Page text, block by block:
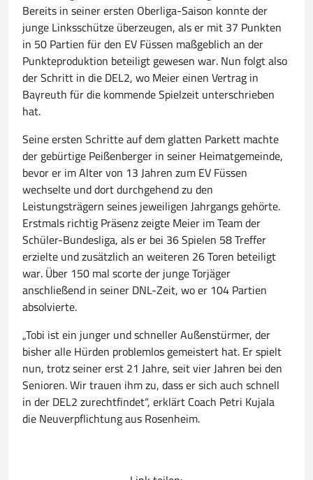
Bereits in seiner ersten Oberliga-Saison konnte der
junge Linksschütze überzeugen, als er mit 37 Punkten
in 50 Partien für den EV Füssen maßgeblich an der
Punkteproduktion beteiligt gewesen war. Nun folgt also
der Schritt in die DEL2, wo Meier einen Vertrag in
Bayreuth für die kommende Spielzeit unterschrieben
hat.
Seine ersten Schritte auf dem glatten Parkett machte
der gebürtige Peißenberger in seiner Heimatgemeinde,
bevor er im Alter von 13 Jahren zum EV Füssen
wechselte und dort durchgehend zu den
Leistungsträgern seines jeweiligen Jahrgangs gehörte.
Erstmals richtig Präsenz zeigte Meier im Team der
Schüler-Bundesliga, als er bei 36 Spielen 58 Treffer
erzielte und zusätzlich an weiteren 26 Toren beteiligt
war. Über 150 mal scorte der junge Torjäger
anschließend in seiner DNL-Zeit, wo er 104 Partien
absolvierte.
„Tobi ist ein junger und schneller Außenstürmer, der
bisher alle Hürden problemlos gemeistert hat. Er spielt
nun, trotz seiner erst 21 Jahre, seit vier Jahren bei den
Senioren. Wir trauen ihm zu, dass er sich auch schnell
in der DEL2 zurechtfindet“, erklärt Coach Petri Kujala
die Neuverpflichtung aus Rosenheim.